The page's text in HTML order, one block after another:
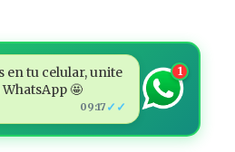
en tu celular, unite
🤩
09:17 ✓✓
1